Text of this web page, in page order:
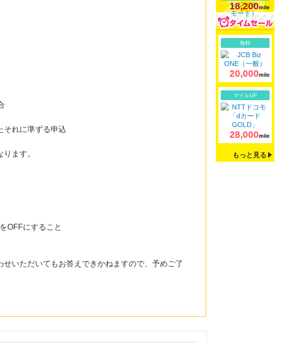
それに準ずる申込
ます。
OFFにすること
いただいてもお答えできかねますので、予めご了
18,200mile
無料
20,000mile
マイルUP
28,000mile
もっと見る